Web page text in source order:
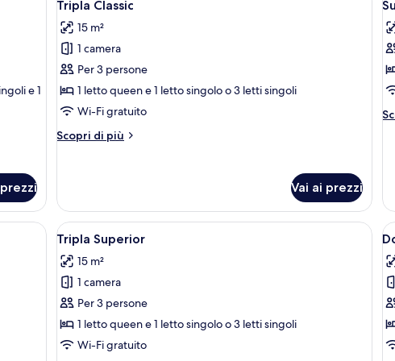
e 1
tutte
le
foto
per
Tripla
Classic
Tripla Classic
15 m²
1 camera
Per 3 persone
1 letto queen e 1 letto singolo o 3 letti singoli
Wi-Fi gratuito
Scopri di più
Altri
Vai ai prezzi
le
un letto rifatto, un comodino e una lampada a parete.
Apri
tutte
le
foto
per
Tripla
Superior
Un letto rifatto con lenzuola
10
Tripla Superior
15 m²
1 camera
Per 3 persone
1 letto queen e 1 letto singolo o 3 letti singoli
Wi-Fi gratuito
le